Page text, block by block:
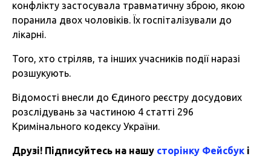
конфлікту застосувала травматичну зброю, якою
поранила двох чоловіків. Їх госпіталізували до
лікарні.
Того, хто стріляв, та інших учасників події наразі
розшукують.
Відомості внесли до Єдиного реєстру досудових
розслідувань за частиною 4 статті 296
Кримінального кодексу України.
Друзі! Підписуйтесь на нашу сторінку Фейсбук і